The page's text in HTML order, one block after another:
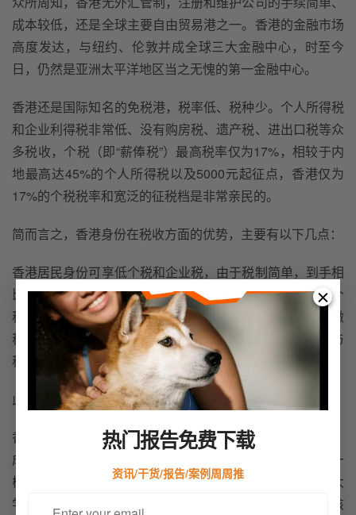
热门报告免费下载
资讯/干货/报告/案例周周推
成本较低，还是全球主要自由贸易港之一。香港的金融市场
高度发达，与纽约、伦敦并成全球三大金融中心，时至今
日，仍然是亚洲太平洋地区当之无愧的第一金融中心。
香港还是国际知名的免税港，税率低、税种少。个人所得税
和企业利得税非常低、没有购房税、遗产税、进出口税等众
多税收，个税（即“薪俸税”）最高税率仅为17%，相较于内
地最高达45%的个人所得税以及5000元起征点，香港仅为
17%的个税税率和宽泛的征税档是非常亲民的。
简而言之，香港身份在税收方面的优势，主要有以下几点：
香港居民身份可享低个税和企业税，由于税制简单，到手相
比变得更多；香港居民身份可参加大湾区人才评选，享低个
税15%补贴，无全球征税，只有在香港赚取的收入才需要缴
税；香港永居可享海外收入免国内税，无遗产税、无赠与
税，适合资产规划配置。
此外，香港身份还有一些其他的好处。比如：
香港居民作为境外人士，投资到大陆可享受外商投资待遇；
成为香港永久居民拿到护照以后，可以免签171个国家/一
检，自由畅行世界；子女凭香港居民身份，报考国内知名大
学可享受较低分录取优势；无生育限制，在香港出生的小孩